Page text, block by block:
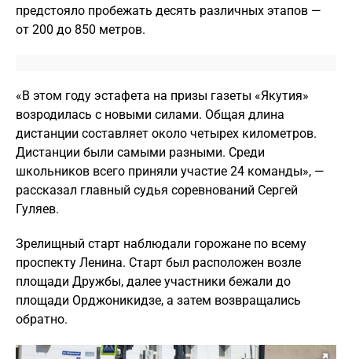
предстояло пробежать десять различных этапов —
от 200 до 850 метров.
«В этом году эстафета на призы газеты «Якутия»
возродилась с новыми силами. Общая длина
дистанции составляет около четырех километров.
Дистанции были самыми разными. Среди
школьников всего приняли участие 24 команды», —
рассказал главный судья соревнований Сергей
Гуляев.
Зрелищный старт наблюдали горожане по всему
проспекту Ленина. Старт был расположен возле
площади Дружбы, далее участники бежали до
площади Орджоникидзе, а затем возвращались
обратно.